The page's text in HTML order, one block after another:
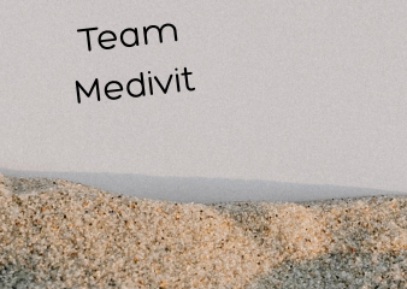
van de Push ORTHO Enkelbrace Aequi
zowel in- als eversietrauma
of operatief behandelde
van enkelbandletsel
Enkelbrace Aequi junior One Size;